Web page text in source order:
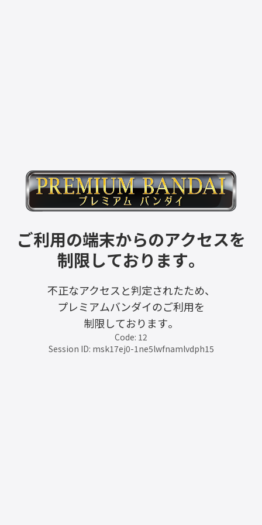
ご利用の端末からのアクセスを
制限しております。
不正なアクセスと判定されたため、
プレミアムバンダイのご利用を
制限しております。
Code: 12
Session ID: msk17ej0-1ne5lwfnamlvdph15